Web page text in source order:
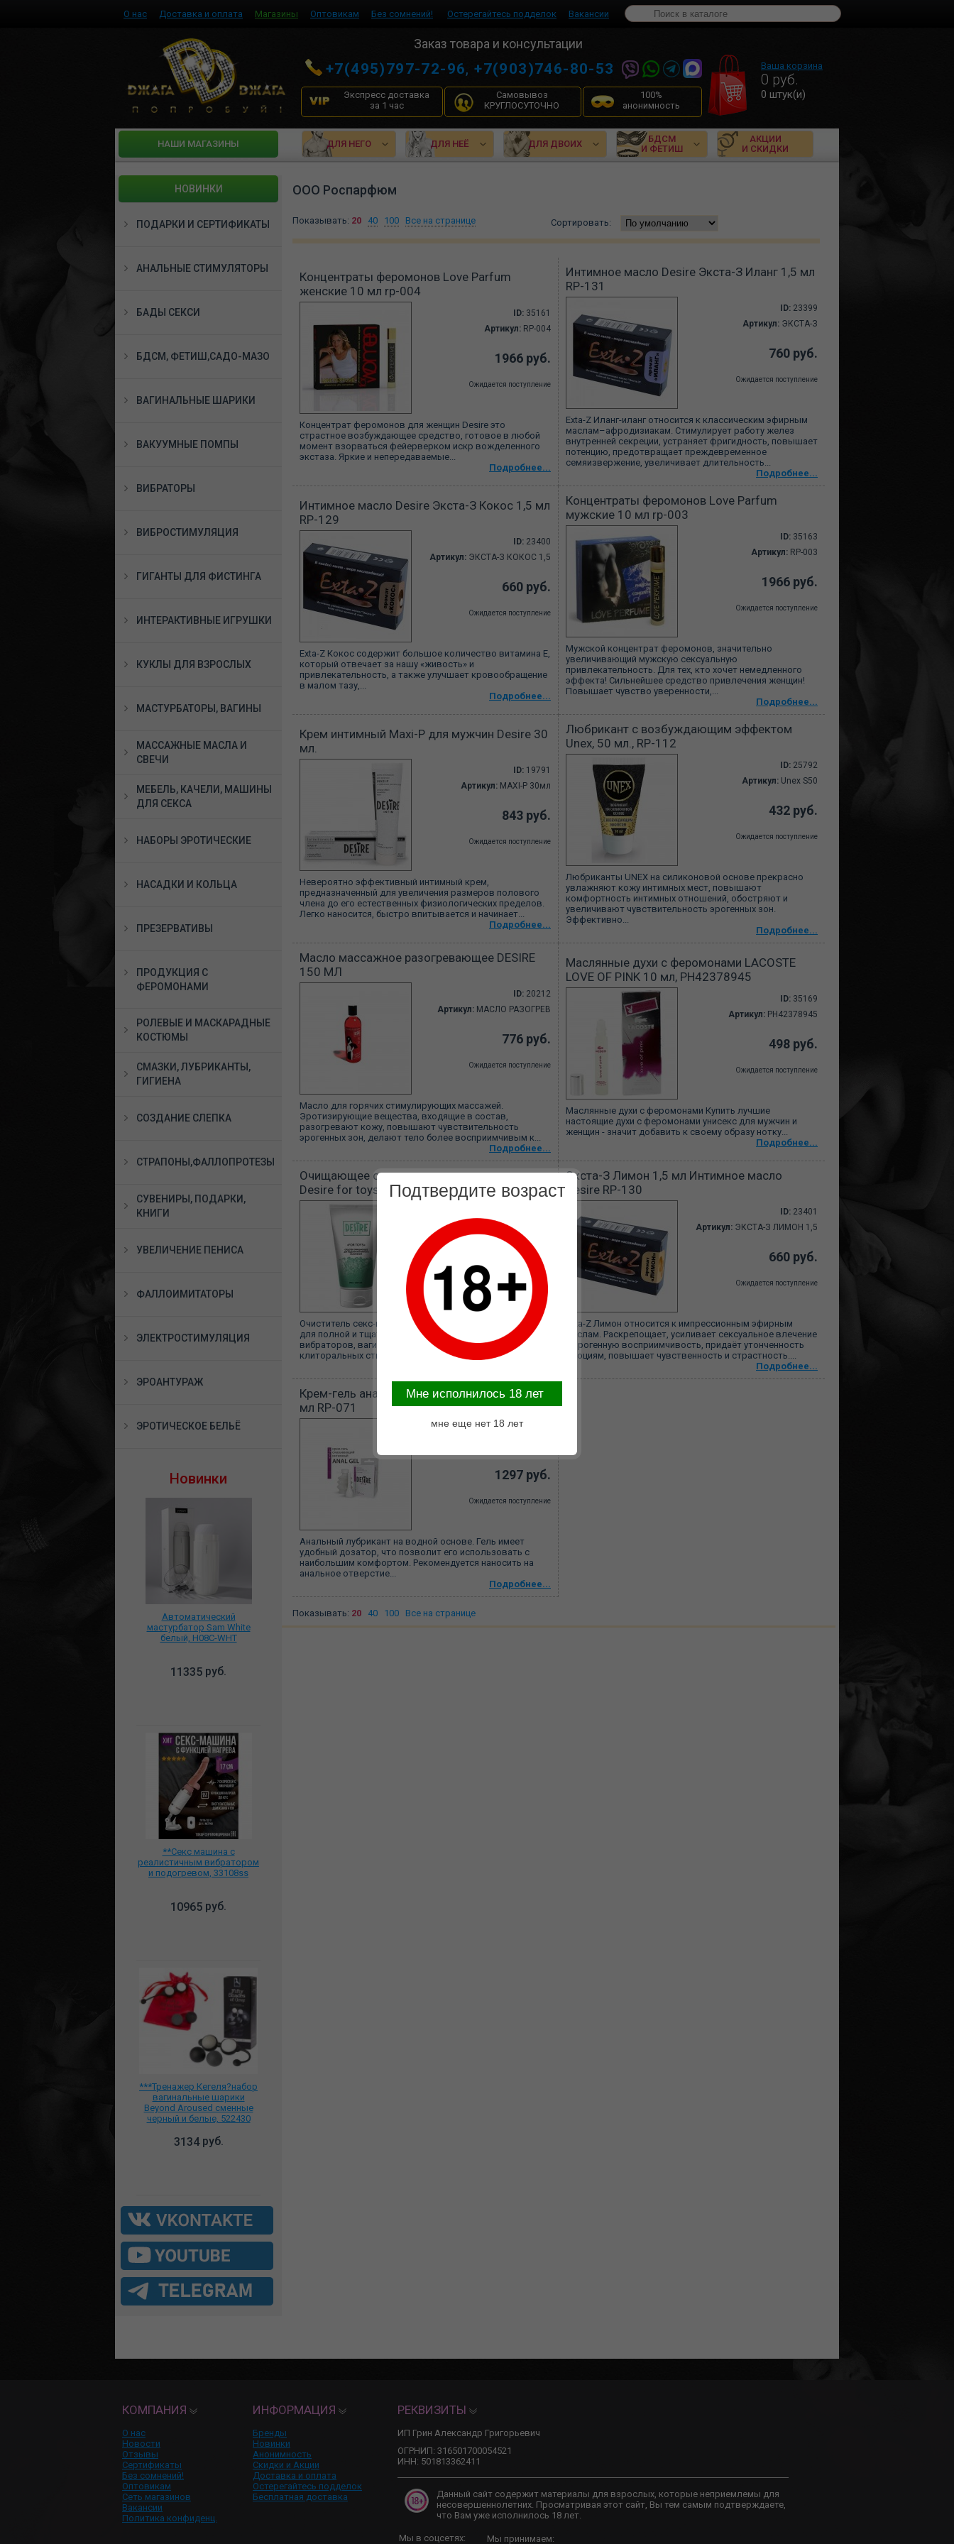
О нас Доставка и оплата Магазины Оптовикам Без сомнений! Остерегайтесь подделок Вакансии
Заказ товара и консультации
+7(495)797-72-96,+7(903)746-80-53
Экспресс доставка
за 1 час
Самовывоз
КРУГЛОСУТОЧНО
100%
анонимность
Ваша корзина
0 руб.
0 штук(и)
HАШИ МАГАЗИНЫ ДЛЯ НЕГО ДЛЯ НЕЁ ДЛЯ ДВОИХ
БДСМ
И ФЕТИШ
АКЦИИ
И СКИДКИ
НОВИНКИ
ПОДАРКИ И СЕРТИФИКАТЫ
АНАЛЬНЫЕ СТИМУЛЯТОРЫ
БАДЫ СЕКСИ
БДСМ, ФЕТИШ,САДО-МАЗО
ВАГИНАЛЬНЫЕ ШАРИКИ
ВАКУУМНЫЕ ПОМПЫ
ВИБРАТОРЫ
ВИБРОСТИМУЛЯЦИЯ
ГИГАНТЫ ДЛЯ ФИСТИНГА
ИНТЕРАКТИВНЫЕ ИГРУШКИ
КУКЛЫ ДЛЯ ВЗРОСЛЫХ
МАСТУРБАТОРЫ, ВАГИНЫ
МАССАЖНЫЕ МАСЛА И
СВЕЧИ
МЕБЕЛЬ, КАЧЕЛИ, МАШИНЫ
ДЛЯ СЕКСА
НАБОРЫ ЭРОТИЧЕСКИЕ
НАСАДКИ И КОЛЬЦА
ПРЕЗЕРВАТИВЫ
ПРОДУКЦИЯ С
ФЕРОМОНАМИ
РОЛЕВЫЕ И МАСКАРАДНЫЕ
КОСТЮМЫ
СМАЗКИ, ЛУБРИКАНТЫ,
ГИГИЕНА
СОЗДАНИЕ СЛЕПКА
СТРАПОНЫ,ФАЛЛОПРОТЕЗЫ
СУВЕНИРЫ, ПОДАРКИ,
КНИГИ
УВЕЛИЧЕНИЕ ПЕНИСА
ФАЛЛОИМИТАТОРЫ
ЭЛЕКТРОСТИМУЛЯЦИЯ
ЭРОАНТУРАЖ
ЭРОТИЧЕСКОЕ БЕЛЬЁ
Новинки
Автоматический
мастурбатор Sam White
белый, H08C-WHT
11335 руб.
**Секс машина с
реалистичным вибратором
и подогревом, 33108ss
10965 руб.
***Тренажер Кегеля?набор
вагинальные шарики
Beyond Aroused сменные
черный и белые, 522430
3134руб.
ООО Роспарфюм
Показывать: 20 40 100 Все на странице Сортировать:
Концентраты феромонов Love Parfum
женские 10 мл rp-004
ID: 35161
Артикул: RP-004
1966 руб.
Ожидается поступление
Концентрат феромонов для женщин Desire это
страстное возбуждающее средство, готовое в любой
момент взорваться фейерверком искр вожделенного
экстаза. Яркие и непередаваемые...
Подробнее...
Интимное масло Desire Экста-З Иланг 1,5 мл
RP-131
ID: 23399
Артикул: ЭКСТА-З
760 руб.
Ожидается поступление
Exta-Z Иланг-иланг относится к классическим эфирным
маслам–афродизиакам. Стимулирует работу желез
внутренней секреции, устраняет фригидность, повышает
потенцию, предотвращает преждевременное
семяизвержение, увеличивает длительность...
Подробнее...
Интимное масло Desire Экста-З Кокос 1,5 мл
RP-129
ID: 23400
Артикул: ЭКСТА-З КОКОС 1,5
660 руб.
Ожидается поступление
Exta-Z Кокос содержит большое количество витамина Е,
который отвечает за нашу «живость» и
привлекательность, а также улучшает кровообращение
в малом тазу,...
Подробнее...
Концентраты феромонов Love Parfum
мужские 10 мл rp-003
ID: 35163
Артикул: RP-003
1966 руб.
Ожидается поступление
Мужской концентрат феромонов, значительно
увеличивающий мужскую сексуальную
привлекательность. Для тех, кто хочет немедленного
эффекта! Сильнейшее средство привлечения женщин!
Повышает чувство уверенности,...
Подробнее...
Крем интимный Maxi-P для мужчин Desire 30
мл.
ID: 19791
Артикул: MAXI-P 30мл
843 руб.
Ожидается поступление
Невероятно эффективный интимный крем,
предназначенный для увеличения размеров полового
члена до его естественных физиологических пределов.
Легко наносится, быстро впитывается и начинает...
Подробнее...
Любрикант с возбуждающим эффектом
Unex, 50 мл., RP-112
ID: 25792
Артикул: Unex S50
432 руб.
Ожидается поступление
Любриканты UNEX на силиконовой основе прекрасно
увлажняют кожу интимных мест, повышают
комфортность интимных отношений, обостряют и
увеличивают чувствительность эрогенных зон.
Эффективно...
Подробнее...
Масло массажное разогревающее DESIRE
150 МЛ
ID: 20212
Артикул: МАСЛО РАЗОГРЕВ
776 руб.
Ожидается поступление
Масло для горячих стимулирующих массажей.
Эротизирующие вещества, входящие в состав,
разогревают кожу, повышают чувствительность
эрогенных зон, делают тело более восприимчивым к...
Подробнее...
Маслянные духи с феромонами LACOSTE
LOVE OF PINK 10 мл, PH42378945
ID: 35169
Артикул: PH42378945
498 руб.
Ожидается поступление
Маслянные духи с феромонами Купить лучшие
настоящие духи с феромонами унисекс для мужчин и
женщин - значит добавить к своему образу нотку...
Подробнее...
Очищающее средство для секс-игрушек
Desire for toys 150 мл., RP-075
Артикул:
850Вы экономите: 30%
595 руб.
Ожидается поступление
Очиститель секс-игрушек FOR TOYS создан специально
для полной и тщательной очистки фаллоимитаторов,
вибраторов, вагин, вагинальных и анальных шариков,
клиторальных стимуляторов, эрекционных...
Экста-З Лимон 1,5 мл Интимное масло
Desire RP-130
ID: 23401
Артикул: ЭКСТА-З ЛИМОН 1,5
660 руб.
Ожидается поступление
Exta-Z Лимон относится к импрессионным эфирным
маслам. Раскрепощает, усиливает сексуальное влечение
и эрогенную восприимчивость, придаёт утонченность
эмоциям, повышает чувственность и страстность....
Подробнее...
Крем-гель анальный ANAL GEL DESIRE 100
мл RP-071
ID:
1297 руб.
Ожидается поступление
Анальный лубрикант на водной основе. Гель имеет
удобный дозатор, что позволит его использовать с
наибольшим комфортом. Рекомендуется наносить на
анальное отверстие...
Подробнее...
Показывать: 20 40 100 Все на странице
КОМПАНИЯ
О нас
Новости
Отзывы
Сертификаты
Без сомнений!
Оптовикам
Сеть магазинов
Вакансии
Политика конфиденц.
ИНФОРМАЦИЯ
Бренды
Новинки
Анонимность
Скидки и Акции
Доставка и оплата
Остерегайтесь подделок
Бесплатная доставка
РЕКВИЗИТЫ
ИП Грин Александр Григорьевич
ОГРНИП: 316501700054521
ИНН: 501813362411
Данный сайт содержит материалы для взрослых, которые неприемлемы для
несовершеннолетних. Просматривая этот сайт, Вы тем самым подтверждаете,
что Вам уже исполнилось 18 лет.
Мы в соцсетях: Мы принимаем:
Подтвердите возраст
Mне исполнилось 18 лет
мне еще нет 18 лет